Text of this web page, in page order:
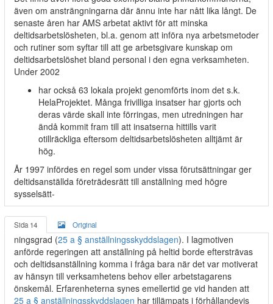
även om ansträngningarna där ännu inte har nått lika långt. De
senaste åren har AMS arbetat aktivt för att minska
deltidsarbetslösheten, bl.a. genom att införa nya arbetsmetoder
och rutiner som syftar till att ge arbetsgivare kunskap om
deltidsarbetslöshet bland personal i den egna verksamheten.
Under 2002
har också 63 lokala projekt genomförts inom det s.k.
HelaProjektet. Många frivilliga insatser har gjorts och
deras värde skall inte förringas, men utredningen har
ändå kommit fram till att insatserna hittills varit
otillräckliga eftersom deltidsarbetslösheten alltjämt är
hög.
År 1997 infördes en regel som under vissa förutsättningar ger
deltidsanställda företrädesrätt till anställning med högre
sysselsätt-
Sida 14 Original
ningsgrad (25 a § anställningsskyddslagen). I lagmotiven
anförde regeringen att anställning på heltid borde eftersträvas
och deltidsanställning komma i fråga bara när det var motiverat
av hänsyn till verksamhetens behov eller arbetstagarens
önskemål. Erfarenheterna synes emellertid ge vid handen att
25 a § anställningsskyddslagen har tillämpats i förhållandevis